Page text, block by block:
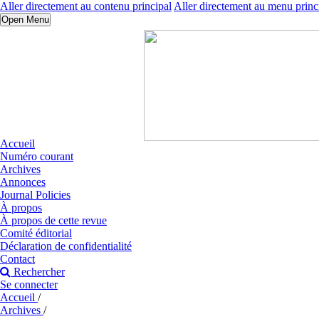
Aller directement au contenu principal Aller directement au menu
Open Menu
Accueil
Numéro courant
Archives
Annonces
Journal Policies
À propos
À propos de cette revue
Comité éditorial
Déclaration de confidentialité
Contact
Rechercher
Se connecter
Accueil /
Archives /